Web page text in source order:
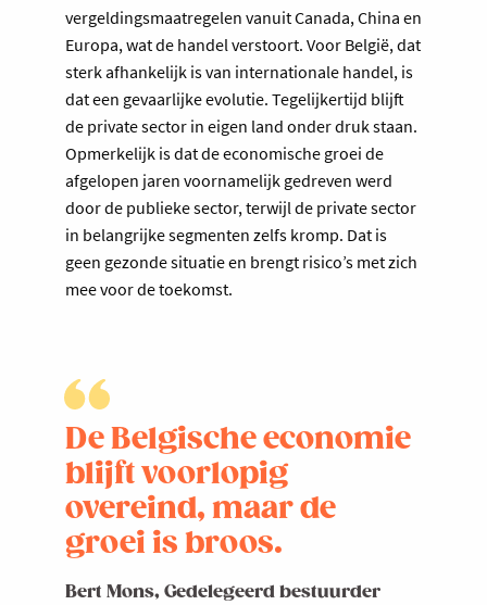
vergeldingsmaatregelen vanuit Canada, China en
Europa, wat de handel verstoort. Voor België, dat
sterk afhankelijk is van internationale handel, is
dat een gevaarlijke evolutie. Tegelijkertijd blijft
de private sector in eigen land onder druk staan.
Opmerkelijk is dat de economische groei de
afgelopen jaren voornamelijk gedreven werd
door de publieke sector, terwijl de private sector
in belangrijke segmenten zelfs kromp. Dat is
geen gezonde situatie en brengt risico’s met zich
mee voor de toekomst.
De Belgische economie
blijft voorlopig
overeind, maar de
groei is broos.
Bert Mons, Gedelegeerd bestuurder